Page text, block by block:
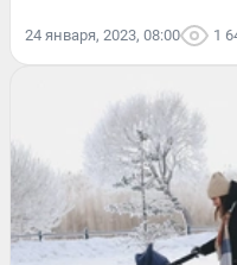
24 января, 2023, 08:00 1